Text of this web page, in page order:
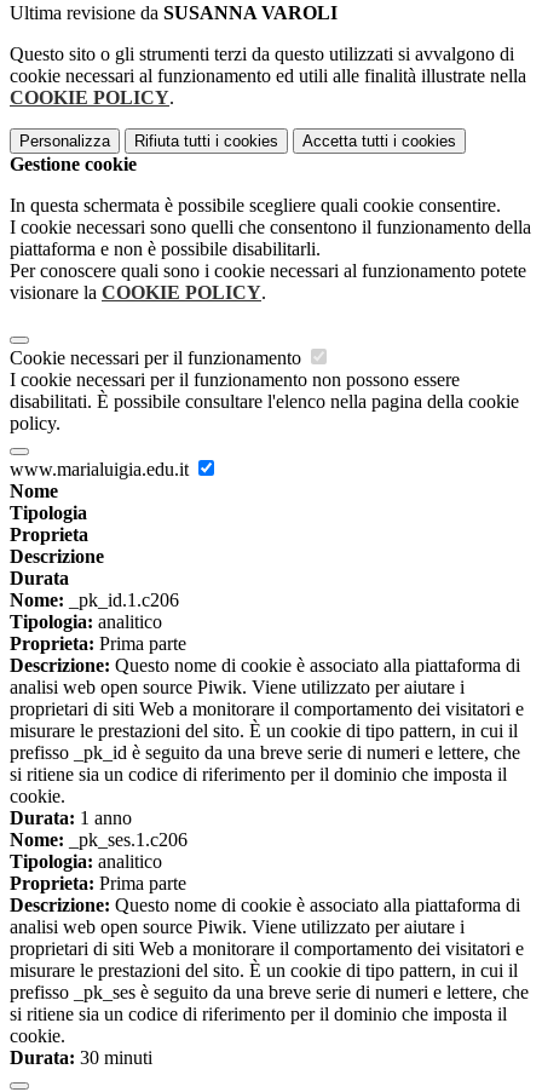
Ultima revisione da SUSANNA VAROLI
Questo sito o gli strumenti terzi da questo utilizzati si avvalgono di
cookie necessari al funzionamento ed utili alle finalità illustrate nella
COOKIE POLICY.
Personalizza Rifiuta tutti i cookies Accetta tutti i cookies
Gestione cookie
In questa schermata è possibile scegliere quali cookie consentire.
I cookie necessari sono quelli che consentono il funzionamento della
piattaforma e non è possibile disabilitarli.
Per conoscere quali sono i cookie necessari al funzionamento potete
visionare la COOKIE POLICY.
Cookie necessari per il funzionamento
I cookie necessari per il funzionamento non possono essere
disabilitati. È possibile consultare l'elenco nella pagina della cookie
policy.
www.marialuigia.edu.it
Nome
Tipologia
Proprieta
Descrizione
Durata
Nome: _pk_id.1.c206
Tipologia: analitico
Proprieta: Prima parte
Descrizione: Questo nome di cookie è associato alla piattaforma di
analisi web open source Piwik. Viene utilizzato per aiutare i
proprietari di siti Web a monitorare il comportamento dei visitatori e
misurare le prestazioni del sito. È un cookie di tipo pattern, in cui il
prefisso _pk_id è seguito da una breve serie di numeri e lettere, che
si ritiene sia un codice di riferimento per il dominio che imposta il
cookie.
Durata: 1 anno
Nome: _pk_ses.1.c206
Tipologia: analitico
Proprieta: Prima parte
Descrizione: Questo nome di cookie è associato alla piattaforma di
analisi web open source Piwik. Viene utilizzato per aiutare i
proprietari di siti Web a monitorare il comportamento dei visitatori e
misurare le prestazioni del sito. È un cookie di tipo pattern, in cui il
prefisso _pk_ses è seguito da una breve serie di numeri e lettere, che
si ritiene sia un codice di riferimento per il dominio che imposta il
cookie.
Durata: 30 minuti